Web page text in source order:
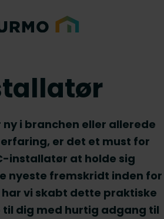
ny i branchen eller allerede
er det et must for
installatør at holde sig
nyeste fremskridt inden for
vi skabt dette praktiske
dig med hurtig adgang til